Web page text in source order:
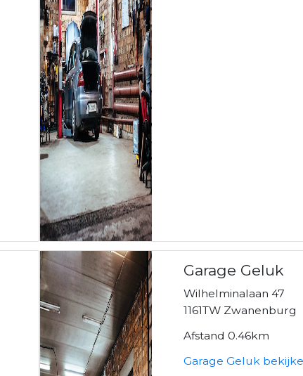
Garage Geluk
Wilhelminalaan 47
1161TW Zwanenburg
Afstand 0.46km
Garage Geluk